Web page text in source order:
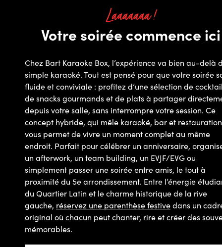
Laaaaaaa !
Votre soirée commence ici
Chez Bart Karaoke Box, l’expérience va bien au-delà
simple karaoké. Tout est pensé pour que votre soirée
fluide et conviviale : profitez d’une sélection de
de snacks gourmands et de plats à partager
depuis votre salle, sans interrompre votre session. Ce
concept hybride, qui mêle karaoké, bar et
vous permet de vivre un moment complet au même
endroit. Parfait pour célébrer un anniversaire,
un afterwork, un team building, un EVJF/EVG ou
simplement passer une soirée entre amis, le tout à
proximité du 5e arrondissement. Entre l’énergie
du Quartier Latin et le charme historique de la rive
gauche, réservez une parenthèse festivedans un
original où chacun peut chanter, rire et créer des
mémorables.